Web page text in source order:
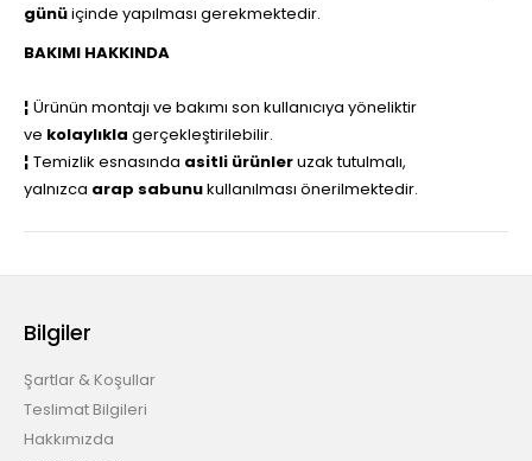
günüiçinde yapılması gerekmektedir.
BAKIMI HAKKINDA
¦ Ürünün montajı ve bakımı son kullanıcıya yöneliktir
ve kolaylıkla gerçekleştirilebilir.
¦ Temizlik esnasında asitli ürünleruzak tutulmalı,
yalnızca arap sabunukullanılması önerilmektedir.
Bilgiler
Şartlar & Koşullar
Teslimat Bilgileri
Hakkımızda